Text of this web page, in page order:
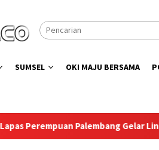
SUMSEL OKI MAJU BERSAMA
Gelar Line Dance Bersama Group